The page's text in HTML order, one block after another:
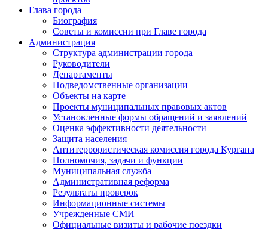
Глава города
Биография
Советы и комиссии при Главе города
Администрация
Структура администрации города
Руководители
Департаменты
Подведомственные организации
Объекты на карте
Проекты муниципальных правовых актов
Установленные формы обращений и заявлений
Оценка эффективности деятельности
Защита населения
Антитеррористическая комиссия города Кургана
Полномочия, задачи и функции
Муниципальная служба
Административная реформа
Результаты проверок
Информационные системы
Учрежденные СМИ
Официальные визиты и рабочие поездки